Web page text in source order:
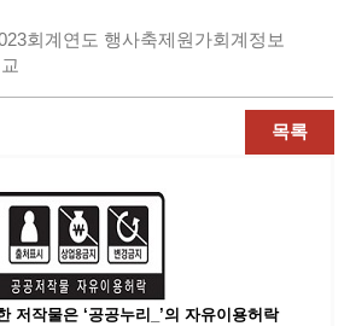
회계연도 행사축제원가회계정보
목록
저작물은 ‘공공누리_’의 자유이용허락